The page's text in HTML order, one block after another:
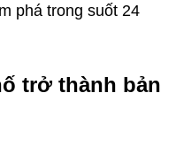
phá trong suốt 24
trở thành bản